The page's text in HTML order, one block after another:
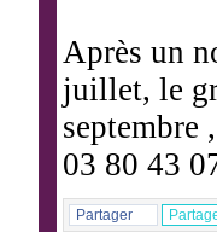
Après un
juillet, le
septembre
03 80 43
Partager